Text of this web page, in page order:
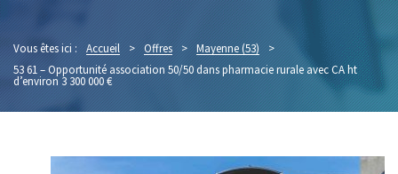
Vous êtes ici : Accueil > Offres > Mayenne (53)
>
53 61 – Opportunité association 50/50 dans pharmacie rurale avec CA ht
d’environ 3 300 000 €